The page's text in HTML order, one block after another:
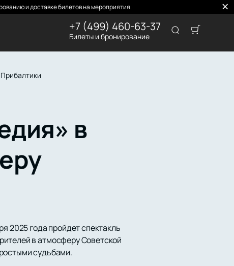
и доставке билетов на мероприятия.
+7 (499) 460-63-37
Билеты и бронирование
в
2025 года пройдет спектакль
в атмосферу Советской
судьбами.